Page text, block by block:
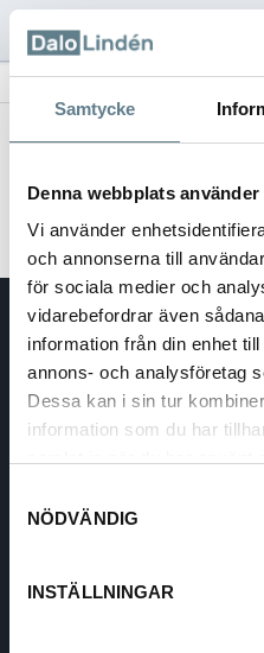
Samtycke
Denna webbplats
Vi använder
och annonserna till
för sociala medier och
vidarebefordrar även
information från din enhet
annons- och analysföretag
Dessa kan i sin tur
information som du har
NÖDVÄNDIG
INSTÄLLNINGAR
Start /
DaloLindén AB
E-mail:
info@dalolinden.se
Telephone: 0370-69 55 30
Address: Silkesvägen 27
VAT reg. no.: 556526-6599
Select language